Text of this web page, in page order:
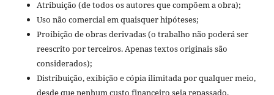
Atribuição (de todos os autores que compõem a obra);
Uso não comercial em quaisquer hipóteses;
Proibição de obras derivadas (o trabalho não poderá ser
reescrito por terceiros. Apenas textos originais são
considerados);
Distribuição, exibição e cópia ilimitada por qualquer meio,
desde que nenhum custo financeiro seja repassado.